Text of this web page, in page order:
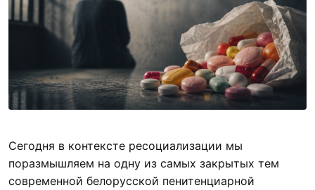
Сегодня в контексте ресоциализации мы
поразмышляем на одну из самых закрытых тем
современной белорусской пенитенциарной